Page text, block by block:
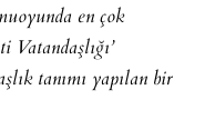
en çok
tanımı yapılan bir